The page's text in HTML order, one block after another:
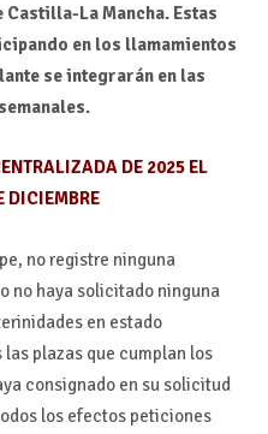
La Mancha. Estas
en los llamamientos
se integrarán en las
DE 2025 EL
DICIEMBRE
no registre ninguna
no haya solicitado ninguna
en estado
plazas que cumplan los
consignado en su solicitud
los efectos peticiones